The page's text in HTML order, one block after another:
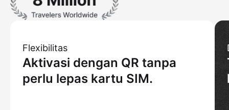
Flexibilitas
Aktivasi dengan QR tanpa
perlu lepas kartu SIM.